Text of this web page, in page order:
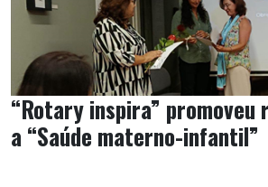
“Rotary inspira” promoveu
a “Saúde materno-infantil”